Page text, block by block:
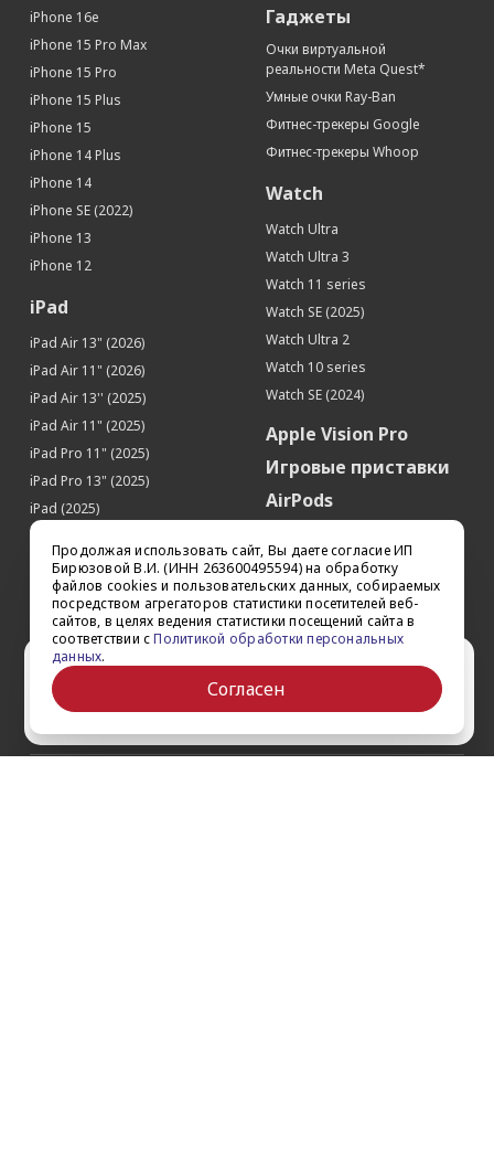
Продолжая использовать сайт, Вы даете согласие ИП
Бирюзовой В.И. (ИНН 263600495594) на обработку
файлов cookies и пользовательских данных, собираемых
посредством агрегаторов статистики посетителей веб-
сайтов, в целях ведения статистики посещений сайта в
соответствии сПолитикой обработки персональных
данных.
Согласен
Ваш город Ставрополь?
Да Выбрать другой
iPhone 16e
iPhone 15 Pro Max
iPhone 15 Pro
iPhone 15 Plus
iPhone 15
iPhone 14 Plus
iPhone 14
iPhone SE (2022)
iPhone 13
iPhone 12
iPad
iPad Air 13" (2026)
iPad Air 11" (2026)
iPad Air 13'' (2025)
iPad Air 11" (2025)
iPad Pro 11" (2025)
iPad Pro 13" (2025)
iPad (2025)
iPad Pro 13'' (2024)
iPad Pro 11'' (2024)
iPad Air 13'' (2024)
iPad Air 11" (2024)
iPad mini 7
iPad Pro 12.9'' (2022)
iPad Pro 11'' (2022)
Гаджеты
Очки виртуальной
реальности Meta Quest*
Умные очки Ray-Ban
Фитнес-трекеры Google
Фитнес-трекеры Whoop
Watch
Watch Ultra
Watch Ultra 3
Watch 11 series
Watch SE (2025)
Watch Ultra 2
Watch 10 series
Watch SE (2024)
Apple Vision Pro
Игровые приставки
AirPods
Квадрокоптеры
Apple TV
Dyson
Сертификаты